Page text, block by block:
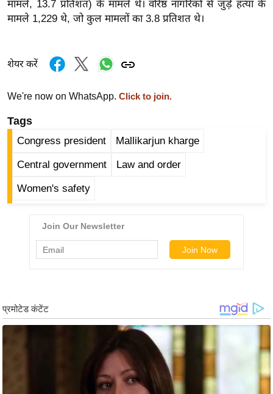
म
ज
ज
त
बॉ
ली
ड
स
मी
मामले, 13.7 प्रतिशत) के मामले थे। वरिष्ठ नागरिकों से जुड़े हत्या के
मामले 1,229 थे, जो कुल मामलों का 3.8 प्रतिशत थे।
शेयर करें
We're now on WhatsApp. Click to join.
Tags
Congress president Mallikarjun kharge
Central government Law and order
Women's safety